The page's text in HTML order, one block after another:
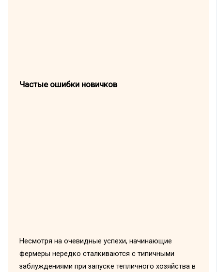
Частые ошибки новичков
Несмотря на очевидные успехи, начинающие
фермеры нередко сталкиваются с типичными
заблуждениями при запуске тепличного хозяйства в